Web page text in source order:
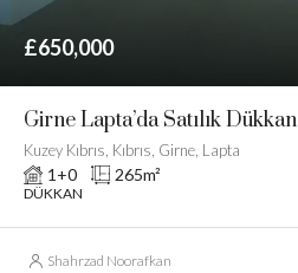
£650,000
Girne Lapta’da Satılık Dükkan
Kuzey Kıbrıs, Kıbrıs, Girne, Lapta
1+0 265m²
DÜKKAN
Shahrzad Noorafkan